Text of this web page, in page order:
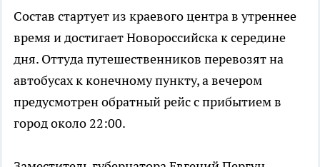
Состав стартует из краевого центра в утреннее
время и достигает Новороссийска к середине
дня. Оттуда путешественников перевозят на
автобусах к конечному пункту, а вечером
предусмотрен обратный рейс с прибытием в
город около 22:00.